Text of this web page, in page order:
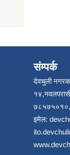
संम्पर्क
देवचुली
इमेल: